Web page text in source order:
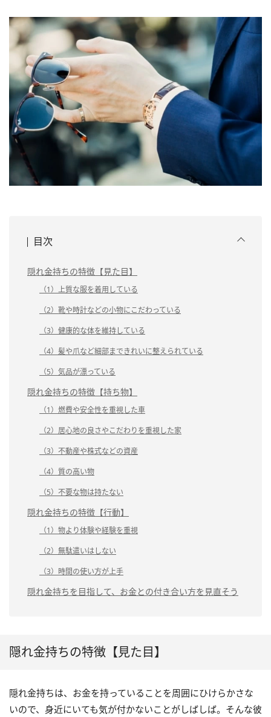
目次
隠れ金持ちの特徴【見た目】
（1）上質な服を着用している
（2）靴や時計などの小物にこだわっている
（3）健康的な体を維持している
（4）髪や爪など細部まできれいに整えられている
（5）気品が漂っている
隠れ金持ちの特徴【持ち物】
（1）燃費や安全性を重視した車
（2）居心地の良さやこだわりを重視した家
（3）不動産や株式などの資産
（4）質の高い物
（5）不要な物は持たない
隠れ金持ちの特徴【行動】
（1）物より体験や経験を重視
（2）無駄遣いはしない
（3）時間の使い方が上手
隠れ金持ちを目指して、お金との付き合い方を見直そう
隠れ金持ちの特徴【見た目】
隠れ金持ちは、お金を持っていることを周囲にひけらかさな
いので、身近にいても気が付かないことがしばしば。そんな彼